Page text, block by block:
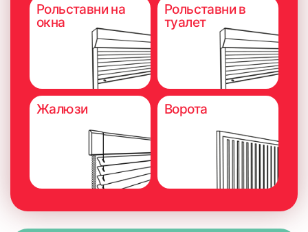
6. Плотно прижать карниз на 5-10 секунд для максимально
надёжного приклеивания.
Рольставни на
окна
Рольставни в
туалет
Жалюзи Ворота